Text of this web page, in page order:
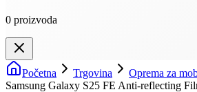
0 proizvoda
Početna Trgovina
Oprema za
Samsung Galaxy S25 FE Anti-reflecting